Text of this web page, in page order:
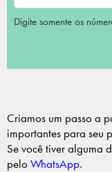
Digite somente os
Criamos um passo a
importantes para seu
Se você tiver alguma
peloWhatsApp.